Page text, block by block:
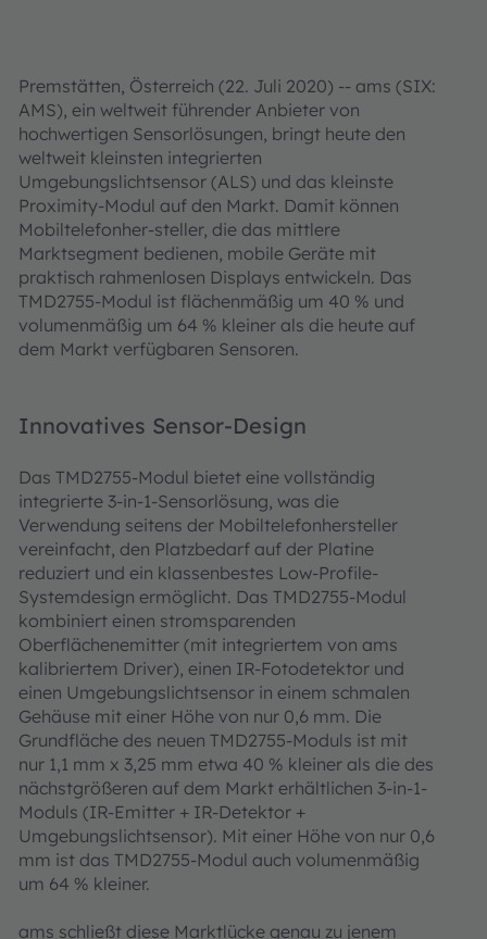
Premstätten, Österreich (22. Juli 2020) -- ams (SIX:
AMS), ein weltweit führender Anbieter von
hochwertigen Sensorlösungen, bringt heute den
weltweit kleinsten integrierten
Umgebungslichtsensor (ALS) und das kleinste
Proximity-Modul auf den Markt. Damit können
Mobiltelefonher-steller, die das mittlere
Marktsegment bedienen, mobile Geräte mit
praktisch rahmenlosen Displays entwickeln. Das
TMD2755-Modul ist flächenmäßig um 40 % und
volumenmäßig um 64 % kleiner als die heute auf
dem Markt verfügbaren Sensoren.
Innovatives Sensor-Design
Das TMD2755-Modul bietet eine vollständig
integrierte 3-in-1-Sensorlösung, was die
Verwendung seitens der Mobiltelefonhersteller
vereinfacht, den Platzbedarf auf der Platine
reduziert und ein klassenbestes Low-Profile-
Systemdesign ermöglicht. Das TMD2755-Modul
kombiniert einen stromsparenden
Oberflächenemitter (mit integriertem von ams
kalibriertem Driver), einen IR-Fotodetektor und
einen Umgebungslichtsensor in einem schmalen
Gehäuse mit einer Höhe von nur 0,6 mm. Die
Grundfläche des neuen TMD2755-Moduls ist mit
nur 1,1 mm x 3,25 mm etwa 40 % kleiner als die des
nächstgrößeren auf dem Markt erhältlichen 3-in-1-
Moduls (IR-Emitter + IR-Detektor +
Umgebungslichtsensor). Mit einer Höhe von nur 0,6
mm ist das TMD2755-Modul auch volumenmäßig
um 64 % kleiner.
ams schließt diese Marktlücke genau zu jenem